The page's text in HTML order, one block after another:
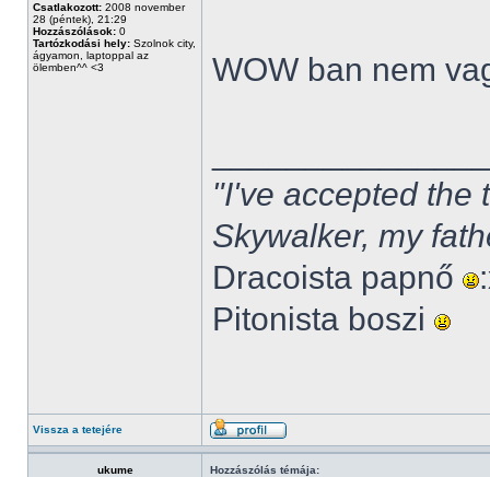
Csatlakozott: 2008 november
28 (péntek), 21:29
Hozzászólások: 0
Tartózkodási hely: Szolnok city,
ágyamon, laptoppal az
ölemben^^ <3
WOW ban nem
"I've accepted the
Skywalker, my
Dracoista papnő
Pitonista boszi
Vissza a tetejére
ukume Hozzászólás témája: